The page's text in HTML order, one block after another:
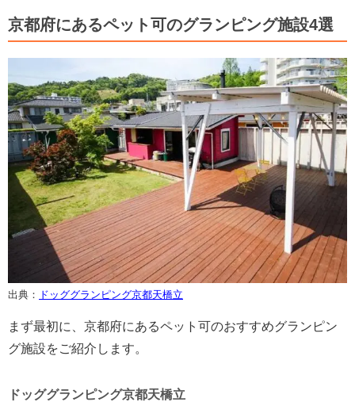
京都府にあるペット可のグランピング施設4選
出典： ドッググランピング京都天橋立
まず最初に、京都府にあるペット可のおすすめグランピン
グ施設をご紹介します。
ドッググランピング京都天橋立